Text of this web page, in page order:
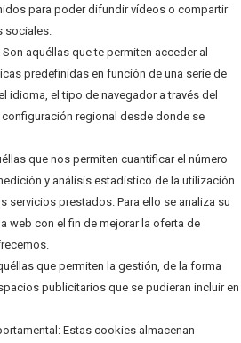
para poder difundir vídeos o compartir
sociales.
aquéllas que te permiten acceder al
predefinidas en función de una serie de
idioma, el tipo de navegador a través del
regional desde donde se
que nos permiten cuantificar el número
y análisis estadístico de la utilización
servicios prestados. Para ello se analiza su
web con el fin de mejorar la oferta de
que permiten la gestión, de la forma
publicitarios que se pudieran incluir en
Estas cookies almacenan